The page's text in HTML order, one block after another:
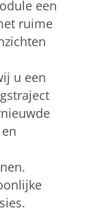
een
ruime
u een